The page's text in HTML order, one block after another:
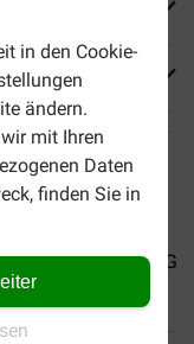
in den Cookie-
ändern.
mit Ihren
Daten
finden Sie in
Petit Intense...